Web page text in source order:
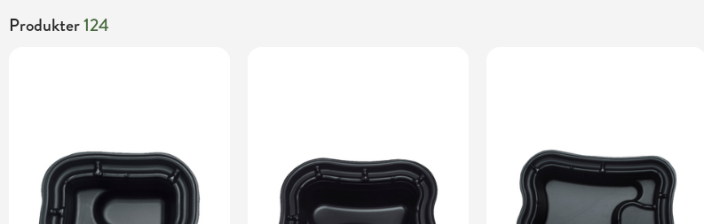
Produkter124